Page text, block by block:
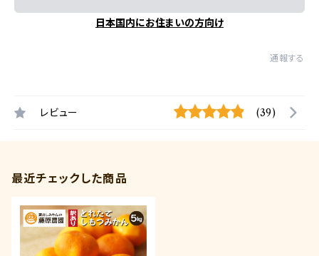
日本国内にお住まいの方向け
通報する
レビュー (39)
最近チェックした商品